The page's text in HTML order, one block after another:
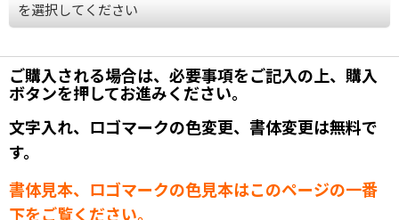
を選択してください
ご購入される場合は、必要事項をご記入の上、購入
ボタンを押してお進みください。
文字入れ、ロゴマークの色変更、書体変更は無料で
す。
書体見本、ロゴマークの色見本はこのページの一番
下をご覧ください。